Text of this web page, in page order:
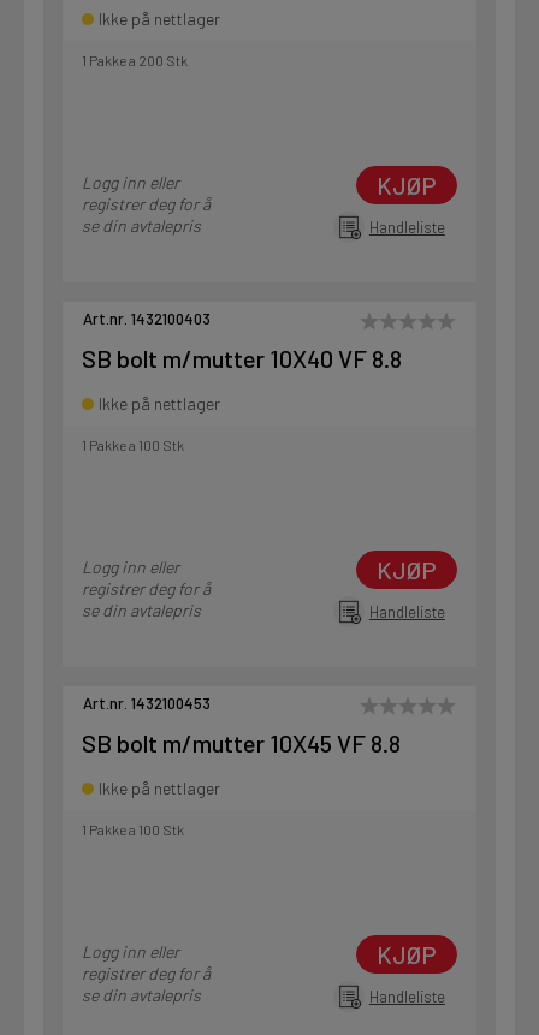
Ikke på nettlager
1 Pakke a 200 Stk
Logg inn eller
registrer deg for å
se din avtalepris
KJØP
Handleliste
Art.nr. 1432100403
SB bolt m/mutter 10X40 VF 8.8
Ikke på nettlager
1 Pakke a 100 Stk
Logg inn eller
registrer deg for å
se din avtalepris
KJØP
Handleliste
Art.nr. 1432100453
SB bolt m/mutter 10X45 VF 8.8
Ikke på nettlager
1 Pakke a 100 Stk
Logg inn eller
registrer deg for å
se din avtalepris
KJØP
Handleliste